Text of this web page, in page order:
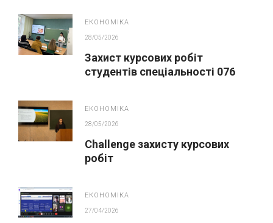
ЕКОНОМІКА
28/05/2026
Захист курсових робіт
студентів спеціальності 076
ЕКОНОМІКА
28/05/2026
Challenge захисту курсових
робіт
ЕКОНОМІКА
27/04/2026